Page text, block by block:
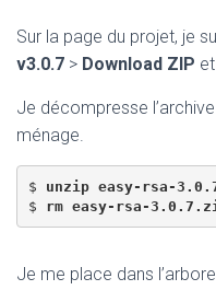
Sur la page du projet, je
v3.0.7 > Download ZIP
Je décompresse
ménage.
$ unzip easy-rsa-
$ rm easy-rsa-
Je me place dans